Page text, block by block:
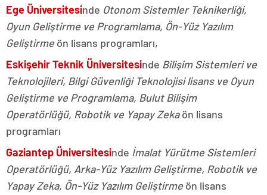
Ege Üniversitesinde Otonom Sistemler Teknikerliği,
Oyun Geliştirme ve Programlama, Ön-Yüz Yazılım
Geliştirme ön lisans programları,
Eskişehir Teknik Üniversitesinde Bilişim Sistemleri ve
Teknolojileri, Bilgi Güvenliği Teknolojisi lisans ve Oyun
Geliştirme ve Programlama, Bulut Bilişim
Operatörlüğü, Robotik ve Yapay Zekaön lisans
programları
Gaziantep Üniversitesinde İmalat Yürütme Sistemleri
Operatörlüğü, Arka-Yüz Yazılım Geliştirme, Robotik ve
Yapay Zeka, Ön-Yüz Yazılım Geliştirme ön lisans